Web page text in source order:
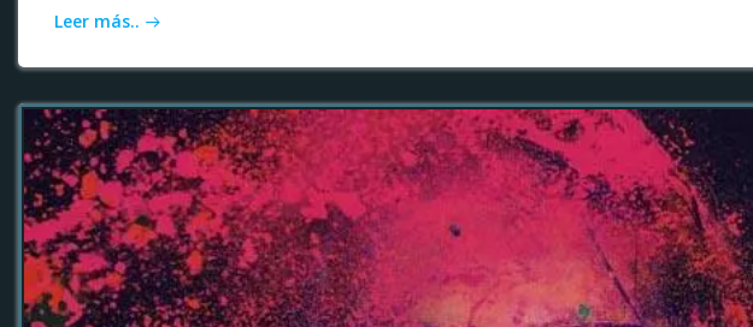
Leer más..